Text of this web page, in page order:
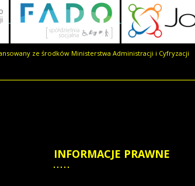
ze środków Ministerstwa Administracji i Cyfryzacji
INFORMACJE PRAWNE